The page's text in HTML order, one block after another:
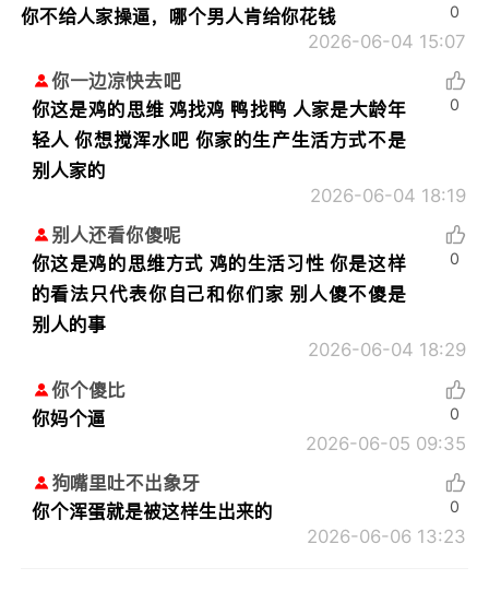
你不给人家操逼，哪个男人肯给你花钱
2026-06-04 15:07
0
你一边凉快去吧
你这是鸡的思维 鸡找鸡 鸭找鸭 人家是大龄年
轻人 你想搅浑水吧 你家的生产生活方式不是
别人家的
2026-06-04 18:19
0
别人还看你傻呢
你这是鸡的思维方式 鸡的生活习性 你是这样
的看法只代表你自己和你们家 别人傻不傻是
别人的事
2026-06-04 18:29
0
你个傻比
你妈个逼
2026-06-05 09:35
0
狗嘴里吐不出象牙
你个浑蛋就是被这样生出来的
2026-06-06 13:23
0